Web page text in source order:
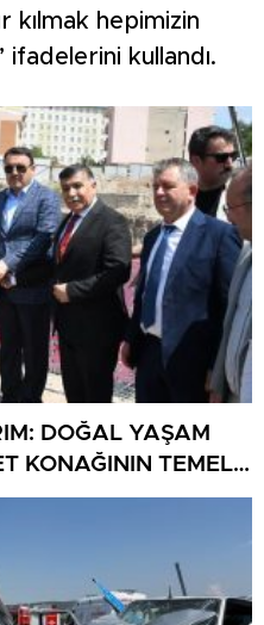
hepimizin
kullandı.
DOĞAL YAŞAM
KONAĞININ TEMELİ